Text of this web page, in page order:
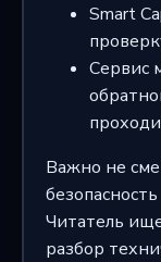
Smart
Сервис
Важно не
Читатель
разбор